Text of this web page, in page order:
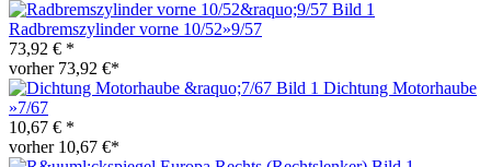
Radbremszylinder vorne 10/52»9/57
73,92 € *
vorher 73,92 €*
Dichtung Motorhaube
»7/67
10,67 € *
vorher 10,67 €*